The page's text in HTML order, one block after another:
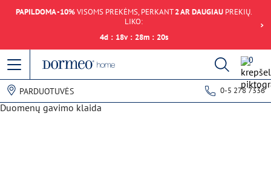
PAPILDOMA -10%VISOMS PREKĖMS, PERKANT2 AR DAUGIAUPREKIŲ.
LIKO:
4d : 18v : 28m : 20s
0
PARDUOTUVĖS 0-5 278 7336
Duomenų gavimo klaida